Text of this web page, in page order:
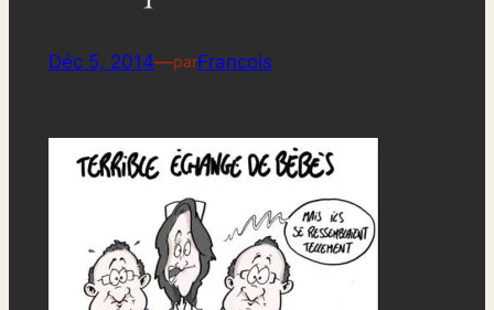
Déc 5, 2014—parFrancois